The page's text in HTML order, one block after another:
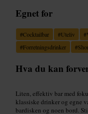
Egnet for
#Cocktailbar #Uteliv #
#Forretningsdrinker #
Hva du kan
Liten, effektiv bar med
klassiske drinker og egne
bardisken og noen bord.